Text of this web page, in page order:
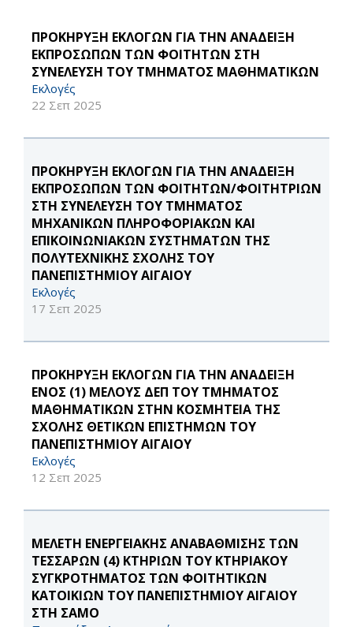
ΠΡΟΚΗΡΥΞΗ ΕΚΛΟΓΩΝ ΓΙΑ ΤΗΝ ΑΝΑΔΕΙΞΗ
ΕΚΠΡΟΣΩΠΩΝ ΤΩΝ ΦΟΙΤΗΤΩΝ ΣΤΗ
ΣΥΝΕΛΕΥΣΗ ΤΟΥ ΤΜΗΜΑΤΟΣ ΜΑΘΗΜΑΤΙΚΩΝ
Εκλογές
22 Σεπ 2025
ΠΡΟΚΗΡΥΞΗ ΕΚΛΟΓΩΝ ΓΙΑ ΤΗΝ ΑΝΑΔΕΙΞΗ
ΕΚΠΡΟΣΩΠΩΝ ΤΩΝ ΦΟΙΤΗΤΩΝ/ΦΟΙΤΗΤΡΙΩΝ
ΣΤΗ ΣΥΝΕΛΕΥΣΗ ΤΟΥ ΤΜΗΜΑΤΟΣ
ΜΗΧΑΝΙΚΩΝ ΠΛΗΡΟΦΟΡΙΑΚΩΝ ΚΑΙ
ΕΠΙΚΟΙΝΩΝΙΑΚΩΝ ΣΥΣΤΗΜΑΤΩΝ ΤΗΣ
ΠΟΛΥΤΕΧΝΙΚΗΣ ΣΧΟΛΗΣ ΤΟΥ
ΠΑΝΕΠΙΣΤΗΜΙΟΥ ΑΙΓΑΙΟΥ
Εκλογές
17 Σεπ 2025
ΠΡΟΚΗΡΥΞΗ ΕΚΛΟΓΩΝ ΓΙΑ ΤΗΝ ΑΝΑΔΕΙΞΗ
ΕΝΟΣ (1) ΜΕΛΟΥΣ ΔΕΠ ΤΟΥ ΤΜΗΜΑΤΟΣ
ΜΑΘΗΜΑΤΙΚΩΝ ΣΤΗΝ ΚΟΣΜΗΤΕΙΑ ΤΗΣ
ΣΧΟΛΗΣ ΘΕΤΙΚΩΝ ΕΠΙΣΤΗΜΩΝ ΤΟΥ
ΠΑΝΕΠΙΣΤΗΜΙΟΥ ΑΙΓΑΙΟΥ
Εκλογές
12 Σεπ 2025
ΜΕΛΕΤΗ ΕΝΕΡΓΕΙΑΚΗΣ ΑΝΑΒΑΘΜΙΣΗΣ ΤΩΝ
ΤΕΣΣΑΡΩΝ (4) ΚΤΗΡΙΩΝ ΤΟΥ ΚΤΗΡΙΑΚΟΥ
ΣΥΓΚΡΟΤΗΜΑΤΟΣ ΤΩΝ ΦΟΙΤΗΤΙΚΩΝ
ΚΑΤΟΙΚΙΩΝ ΤΟΥ ΠΑΝΕΠΙΣΤΗΜΙΟΥ ΑΙΓΑΙΟΥ
ΣΤΗ ΣΑΜΟ